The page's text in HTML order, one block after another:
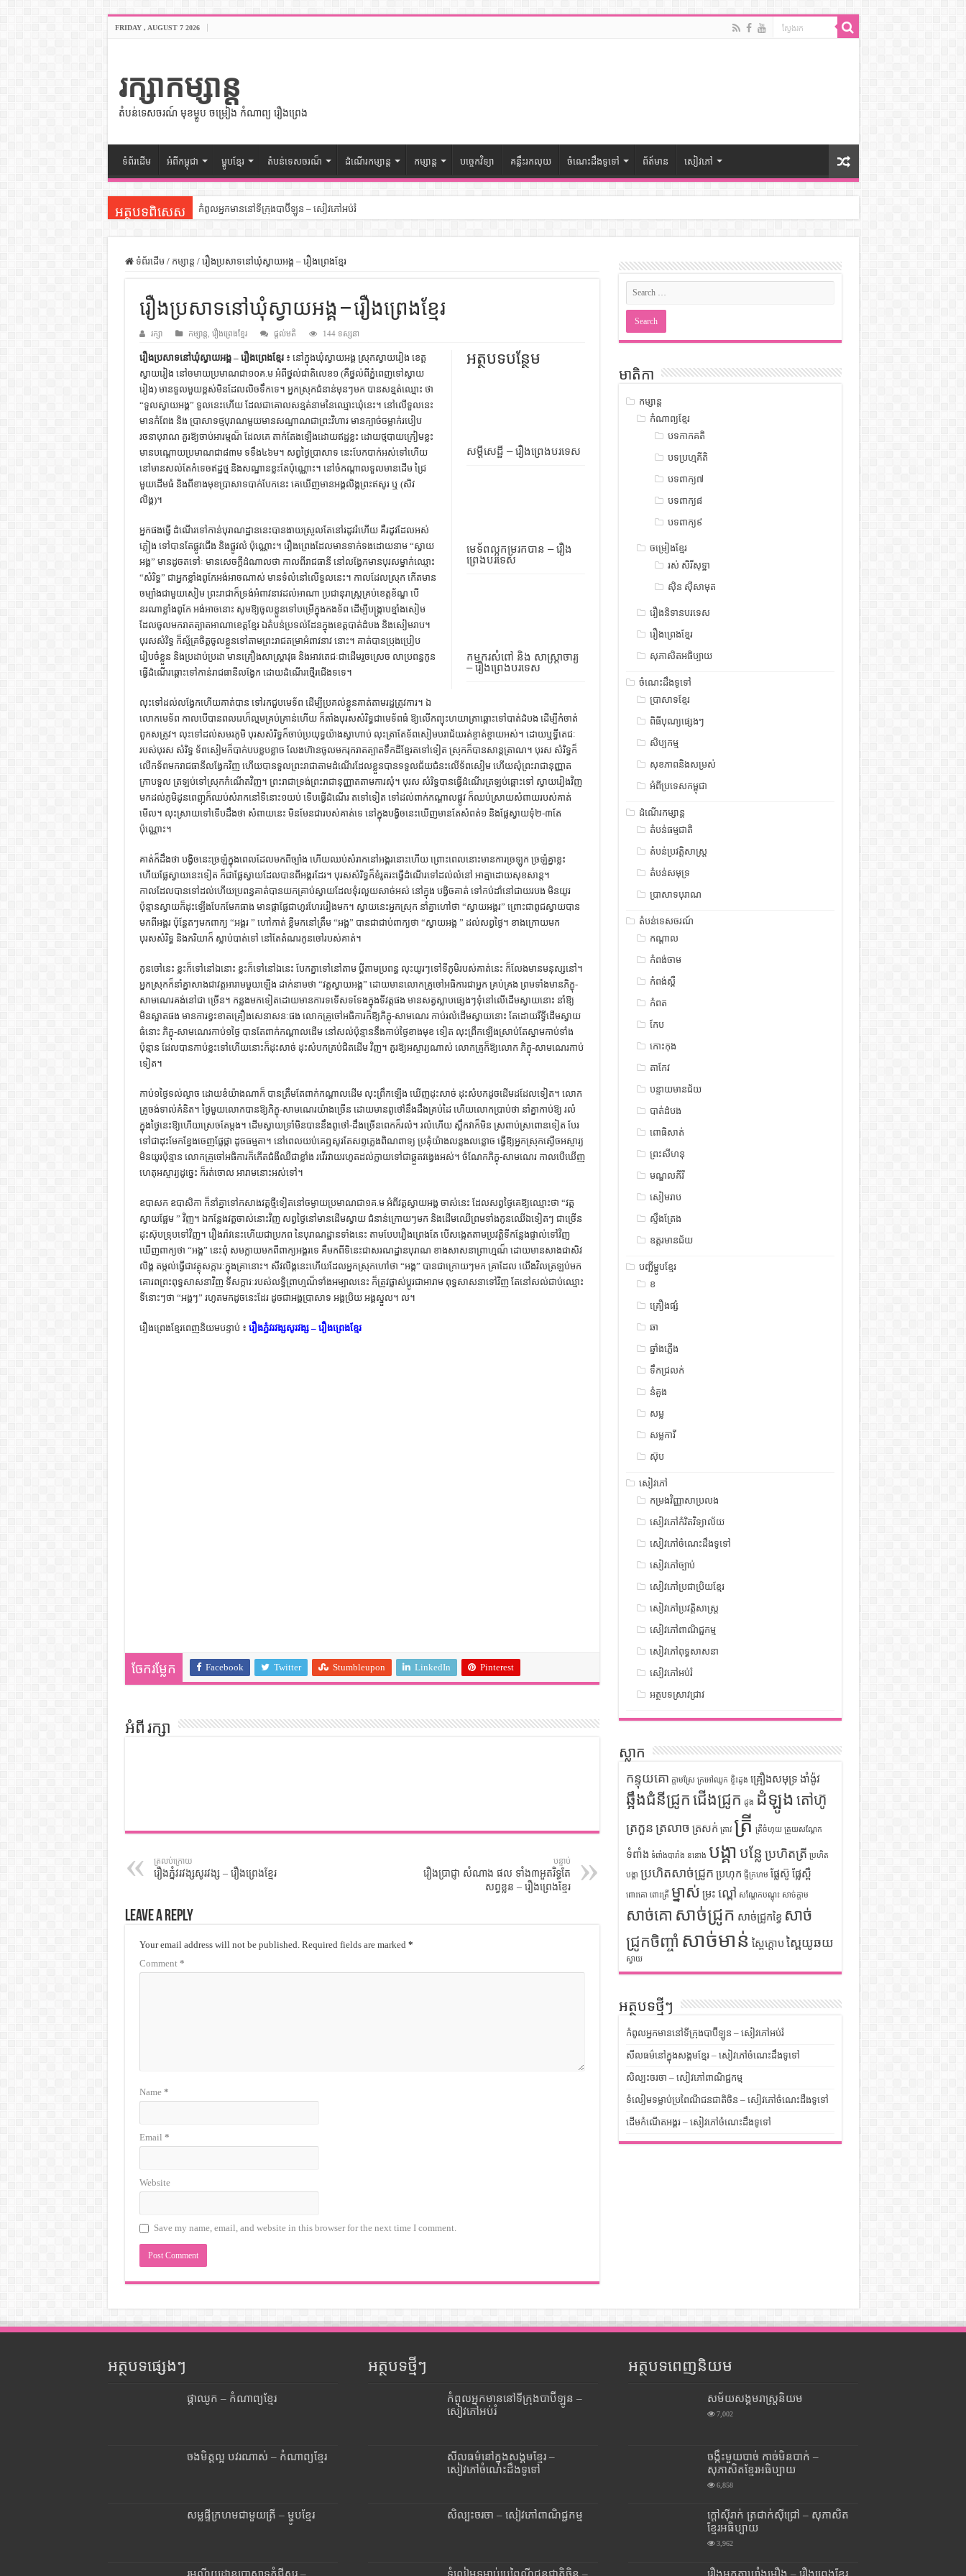
FRIDAY , AUGUST 7 2026
រក្សាកម្សាន្ត
តំបន់ទេសចរណ៍ មុខម្ហូប ចម្រៀង កំណាព្យ រឿងព្រេង
ទំព័រដើម អំពីកម្ពុជា ម្ហូបខ្មែរ តំបន់ទេសចរណ៏ ដំណើរកម្សាន្ត កម្សាន្ត បច្ចេកវិទ្យា គន្លឹះរកលុយ ចំណេះដឹងទូទៅ ព័ត៍មាន សៀវភៅ
អត្ថបទពិសេស កំពូលអ្នកមាននៅទីក្រុងបាប៊ីឡូន – សៀវភៅអប់រំ
សិល្បះចរចា – សៀវភៅពាណិជ្ជកម្ម
ដើមកំណើតអង្គរ – សៀវភៅចំណេះដឹងទូទៅ
ដើមកំណើតជនជាតិខ្មែរ – អត្ថបទស្រាវជ្រាវ
ទំនាក់ទំនងកម្ពុជានិងចិន – សៀវភៅចំណេះដឹងទូទៅ
ព្រះបាទធម្មិក – សៀវភៅចំណេះដឹងទូទៅ
រដ្ឋបាល និង រដ្ឋបាលវិមជ្ឈការ – អត្ថបទស្រាវជ្រាវ
ការស្វែងយល់អំពី ល្ខោនខោល – សៀវភៅចំណេះដឹងទូទៅ
ទំព័រដើម / កម្សាន្ត / រឿងប្រសាទនៅឃុំស្វាយអង្គ – រឿងព្រេងខ្មែរ
រឿងប្រសាទនៅឃុំស្វាយអង្គ – រឿងព្រេងខ្មែរ
រក្សា កម្សាន្ត រឿងព្រេងខ្មែរ ផ្តល់មតិ 144 ទស្សនា
អត្ថបទបន្ថែម
សម្តីសេដ្ឋី – រឿងព្រេងបរទេស
មេទ័ពល្អកម្ររកបាន – រឿង
ព្រេងបរទេស
កម្មករសំពៅ និង សាស្រ្តាចារ្យ
– រឿងព្រេងបរទេស
រឿងប្រសាទនៅឃុំស្វាយអង្គ – រឿងព្រេងខ្មែរ៖ នៅក្នុងឃុំស្វាយអង្គ ស្រុកស្វាយរៀង ខេត្ដ
ស្វាយរៀង នៅចមាយប្រមាណជា១០គ.ម អំពីថ្នល់ជាតិលេខ១ (គឺថ្នល់ពីភ្នំពេញទៅស្វាយ
រៀង) មានទួលមួយខ្ពស់មិនដែលលិចទឹកទេ។ អ្នកស្រុកជំនាន់មុនៗមក បានសន្មត់ឈ្មោះ ថា
“ទួលស្វាយអង្គ” ទួលនេះហើយ ដែលជាគោលសន្មត់នាមនៃឈ្មោះឃុំនេះ។ នៅលើទួលនេះ
មានកំពែង និង ប្រាសាទថ្មបុរាណមួយមានសណ្ឋាណជាព្រះវិហារ មានក្បាច់ចម្លាក់របៀប
រចនាបុរាណ គួរឱ្យចាប់អារម្មណ៏ ដែលគេ តាក់តែងឡើងដោយឥដ្ឋខ្លះ ដោយថ្មបាយក្រៀមខ្លះ
មានបណ្តោយប្រមាណជា៨៣ម ទទឹង៤៦ម។ សព្វថ្ងៃប្រាសាទ នេះបែកបាក់អស់ទៅហើយ
នៅមានសល់តែកំទេចឥដ្ឋថ្ម និងសណ្ឋានខ្លះតែប៉ុណ្ណោះ។ នៅចំកណ្ដាលទួលមានដើម ជ្រៃ
មួយដើមធំ និងពីខាងមុខប្រាសាទបាក់បែកនេះ គេឃើញមានអង្គលិង្គព្រះឥសូរ ឬ (សិវ
លិង្គ)។
អ្នកផងធ្វើ ដំណើរទៅកាន់បុរាណដ្ឋាននេះបានងាយស្រួលតែនៅរដូវរំហើយ គឺរដូវដែលអស់
ភ្លៀង ទៅបានតែផ្លូវជើង និងផ្លូវលំ ប៉ុណ្ណោះ។ រឿងព្រេងដែលមានទាក់ទងដោយនាម “ស្វាយ
អង្គ” មានដូចតទៅៈ មានសេចក្ដីដំណាលថា កាលពីរាជធានី នៅលង្វែកមានបុរសម្នាក់ឈ្មោះ
“សំរិទ្ធ” ជាអ្នកខ្លាំងពូកែអង់អាចណាស់ មានទំលំនៅលើទួលនេះ។ កាលដែលស្រុក កើតមាន
ចម្បាំងជាមួយសៀម ព្រះរាជាក៏ទ្រង់អំពាវនាវដល់អាណា ប្រជានុរាស្រ្ដគ្រប់ខេត្ដខ័ណ្ឌ បើ
នរណាខ្លាំងពូកែ អង់អាចនោះ សូមឱ្យចូលខ្លួនទៅបម្រើក្នុងកងទ័ព ដើម្បីបង្ក្រាបខ្មាំងសៀម
ដែលចូលមករាតត្បាតអាណាខេត្ដខ្មែរ ឯតំបន់ប្រទល់ដែនក្នុងខេត្ដបាត់ដំបង និងសៀមរាប។
បុរសសំរិទ្ធ ក៏ស្ម័គ្រចិត្ដចូលខ្លួនទៅតាមព្រះរាជតម្រាអំពាវនាវ នោះ។ គាត់បានប្រុងប្រៀប
រៀបចំខ្លួន និងប្រដាប់ប្រដា មានគ្រឿងសាស្រ្ដាវុធ និងអាវតេជៈជាដើមរួចស្រេច លាប្រពន្ធកូន
ធ្វើដំណើរឆ្ពោះទៅកាន់រាជធានីលង្វែក ដោយដំណើរថ្មើរជើងទទេ។
លុះទៅដល់លង្វែកហើយគាត់បាន ទៅរកជួបមេទ័ព ដើម្បីប្រគល់ខ្លួនគាត់តាមរដ្ឋត្រូវការ។ ឯ
លោកមេទ័ព កាលបើបានពលរេហ៏ល្មមគ្រប់គ្រាន់ហើយ ក៏តាំងបុរសសំរិទ្ធជាមេទ័ពធំ ឱ្យលើកព្យុះហយាត្រាឆ្ពោះទៅបាត់ដំបង ដើម្បីកំចាត់
ពួកសត្រូវ។ លុះទៅដល់សមរភូមិ បុរសសំរិទ្ធក៏ចាប់ប្រយុទ្ធយ៉ាងស្វាហាប់ លុះត្រាតែទ័ពសៀមបរាជ័យរត់ខ្ចាត់ខ្ចាយអស់។ ដោយឬទ្ធីតេជៈ
របស់បុរស សំរិទ្ធ ទ័ពសៀមក៏បាក់បបខ្លបខ្លាច លែងហ៊ានចូលមករុករាតត្បាតទឹកដីខ្មែរតទៅទៀត ស្រុកក៏បានសាន្ដត្រាណ។ បុរស សំរិទ្ធក៏
លើកទ័ពមករាជធានីលង្វែកវិញ ហើយបានទួលព្រះរាជាតាមដំណើរដែលខ្លួនបានទទួលជ័យជំនះលើទ័ពសៀម ហើយសុំព្រះរាជានុញ្ញាត
ក្រាបទួល ត្រឡប់ទៅស្រុកកំណើតវិញ។ ព្រះរាជាទ្រង់ព្រះរាជានុញ្ញាតតាមការសុំ។ បុរស សំរិទ្ធបានធ្វើដំណើរត្រឡប់ឆ្ពោះទៅ ស្វាយរៀងវិញ
មកដល់ភូមិដូនពេញុក៏ឈប់សំរាកនៅទីនោះ១យប់ ទើបធ្វើដំណើរ តទៅទៀត ទៅដល់ពាក់កណ្ដាលផ្លូវ ក៏ឈប់ស្រាយសំពាយរបស់គាត់
មើល។ លុះស្រាយទៅទើបដឹងថា សំពាយនេះ មិនមែនជារបស់គាត់ទេ នៅក្នុងបង្វិចនេះឃើញមានតែសំពត់១ និងផ្លែស្វាយទុំ២-៣តែ
ប៉ុណ្ណោះ។
គាត់ក៏ដឹងថា បង្វិចនេះច្រឡំក្នុងពេលដែលមកពីច្បាំង ហើយឈប់សំរាកនៅអង្គរនោះហើយ ព្រោះពេលនោះមានការច្រឡូក ច្រឡំគ្នាខ្លះ
ហើយផ្លែស្វាយនេះទៀត ក៏ជាផ្លែស្វាយដែលបានពីអង្គរដែរ។ បុរសសំរិទ្ធក៏ខំរូតរះធ្វើដំណើរទៅដល់លំនៅ អាត្មាដោយសុខសាន្ដ។
កាលដែលបានទៅដល់ហើយប្រពន្ធគាត់បានយកគ្រាប់ស្វាយដែលទុំរលួយសាច់អស់ នៅក្នុង បង្វិចគាត់ ទៅកប់ដាំនៅជាយរបង មិនយូរ
ប៉ុន្មានស្វាយក៏ដុះឡើងបែកមែកធាង មានផ្កាផ្លែជាហូរហែររៀងមក។ ស្វាយនេះអ្នកស្រុក នាំគ្នាហៅថា “ស្វាយអង្គរ” ព្រោះជាពូជស្វាយបាន
មកពីអង្គរ ប៉ុនែ្ដតៗមកពាក្យ “អង្គរ ” ហៅកាត់ ខ្លីមកនៅត្រឹម “អង្គ” បានជាជាប់ពាក្យថា “ស្វាយអង្គ ” ដល់សព្វថ្ងៃ។ ខាងក្រោយមក
បុរសសំរិទ្ធ និងភរិយាក៏ ស្លាប់បាត់ទៅ នៅតែតំណរកូនចៅរបស់គាត់។
កូនចៅនេះ ខ្លះក៏ទៅនៅឯនោះ ខ្លះក៏ទៅនៅឯនេះ បែកគ្នាទៅនៅតាម ប្ដីតាមប្រពន្ធ លុះយូរៗទៅទីភូមិរបស់គាត់នេះ ក៏លែងមានមនុស្សនៅ។
អ្នកស្រុកក៏នាំគ្នាសាងជាវត្ដអារាមមួយឡើង ដាក់នាមថា “វត្ដស្វាយអង្គ” ដោយមានលោកគ្រូចៅអធិការជាអ្នក គ្រប់គ្រង ព្រមទាំងមានភិក្ខុ-
សាមណេរគង់នៅជា ច្រើន។ កន្លងមកទៀតដោយមានការទទើសទទែងក្នុងទីវត្ដផង មានសត្វស្លាបផ្សេងៗទុំនៅលើដើមស្វាយនោះ នាំឱ្យ
មិនស្អាតផង មានការខ្វះខាតគ្រឿងសេនាសនៈផង លោកគ្រូចៅអធិការក៏ឱ្យភិក្ខុ-សាមណេរ កាប់រលំដើមស្វាយនោះ តែដោយរីទ្វីដើមស្វាយ
ធំនោះ ភិក្ខុ-សាមណេរកាប់១ថ្ងៃ បានតែពាក់កណ្ដាលដើម នៅសល់ប៉ុន្មាននឹងកាប់ថ្ងៃខាងមុខ ទៀត លុះព្រឹកឡើងស្រាប់តែស្នាមកាប់ទាំង
ប៉ុន្មាន ដែលបានកាប់ខ្លះទៅហើយនោះក៏ដុះសាច់ ដុះសំបកគ្រប់ជិតដើម វិញ។ គួរឱ្យអស្ចារ្យណាស់ លោកគ្រូក៏ឱ្យលោក ភិក្ខុ-សាមណេរកាប់
ទៀត។
កាប់១ថ្ងៃទល់ល្ងាច ដោយខំយ៉ាងណាក៏ បានត្រឹមតែពាក់កណ្ដាលដើម លុះព្រឹកឡើង ឃើញដុះសាច់ ដុះសំបកដូចដើមដដែលទៀត។ លោក
គ្រូចង់ទាល់គំនិត។ ថ្ងៃមួយលោកបានឱ្យភិក្ខុ-សាមណេរយ៉ាងច្រើន ដោយមានពូថៅនឹងដឹងគ្រប់ដៃ ហើយលោកប្រាប់ថា នាំគ្នាកាប់ឱ្យ រលំ
ក្នុងថ្ងៃនេះឱ្យហើយស្រេចតែម្ដង។ ដើមស្វាយទ្រាំមិនបាននឹងពូថៅ-ដឹងច្រើនពេកក៏រលំ។ រលំហើយ ស្លឹកវាក៏មិន ស្រពាប់ស្រពោនទៀត បែរ
ទៅជាដុះមែកខ្នែងចេញផ្លែផ្កា ដូចធម្មតា។ នៅពេលយប់គេឮសូរតែសព្ទភ្លេងពិណពាទ្យ ប្រគុំយ៉ាងលន្លងលន្លោច ធ្វើឱ្យអ្នកស្រុកស្ងើចអស្ចារ្យ
មិនយូរប៉ុន្មាន លោកគ្រូចៅអធិការក៏កើតជំងឺឈឺជាខ្លាំង រវើរវាយរហូតដល់ក្លាយទៅជាឆ្កួតវង្វេងអស់។ ចំណែកភិក្ខុ-សាមណេរ កាលបើឃើញ
ហេតុអស្ចារ្យដូច្នេះ ក៏រត់ចោល អារាមនោះអស់ទៅ។
ឧបាសក ឧបាសិកា ក៏នាំគ្នាទៅកសាងវត្ដថ្មីទៀតនៅចម្ងាយប្រមាណជា១គ.ម អំពីវត្ដស្វាយអង្គ ចាស់នេះ ដែលសព្វថ្ងៃគេឱ្យឈ្មោះថា “វត្ដ
ស្វាយផ្អែម ” វិញ។ ឯកន្លែងវត្ដចាស់នោះវិញ សព្វថ្ងៃនៅមានដើមស្វាយ ជំនាន់ក្រោយៗមក និងដើមឈើព្រមទាំងកូនឈើឯទៀតៗ ជាច្រើន
ដុះស៊ុបទ្រុបទៅវិញ។ រឿងរ៉ាវនេះហើយជាប្រភព នៃបុរាណដ្ឋានទាំងនេះ តាមបែបរឿងព្រេងតែ បើសង្កេតតាមប្រវត្ដិទីកន្លែងផ្ទាល់ទៅវិញ
ឃើញពាក្យថា “អង្គ” នេះពុំ សមក្លាយមកពីពាក្យអង្គរទេ គឺមកពីទិនេះជាសរណដ្ឋានបុរាណ ខាងសាសនាព្រាហ្មណ៏ ដោយមានសាងជាសិវ
លិង្គ តម្កល់ធ្វើជាវត្ថុសក្ការៈក្នុងគ្រានោះ។ សីវលិង្គនេះហើយដែលអ្នកស្រុកហៅថា “អង្គ” បានជាក្រោយៗមក គ្រាដែល យើងវិលត្រឡប់មក
គោរពព្រះពុទ្ធសាសនាវិញ ទីសក្ការៈរបស់លទ្ធិព្រាហ្មណ៏ទាំងអម្បាលនេះ ក៏ត្រូវផ្លាស់ប្ដូរជាអារាម ពុទ្ធសាសនាទៅវិញ តែនៅសល់ជាប់ឈ្មោះ
ទីនោះៗថា “អង្គៗ” រហូតមកដូចនេះដែរ ដូចជាអង្គប្រាសាទ អង្គប្រិយ អង្គស្នួល។ ល។
រឿងព្រេងខ្មែរពេញនិយមបន្ទាប់ ៖ រឿងភ្នំវរវង្សសូរវង្ស – រឿងព្រេងខ្មែរ
ចែករម្លែក Facebook Twitter Stumbleupon LinkedIn Pinterest
អំពី រក្សា
ត្រលប់ក្រោយ
រឿងភ្នំវរវង្សសូរវង្ស – រឿងព្រេងខ្មែរ
បន្ទាប់
រឿងប្រាជ្ញា សំណាង ផល ទាំង៣អួតរិទ្ធតែ
សព្វខ្លួន – រឿងព្រេងខ្មែរ
Leave a Reply
Your email address will not be published. Required fields are marked *
Comment *
Name *
Email *
Website
Save my name, email, and website in this browser for the next time I comment.
មាតិកា
កម្សាន្ត
កំណាព្យខ្មែរ
បទកាកគតិ
បទប្រហ្មគីតិ
បទពាក្យ៧
បទពាក្យ៨
បទពាក្យ៩
ចម្រៀងខ្មែរ
រស់ សិរីសុទ្ឋា
ស៊ិន ស៊ីសាមុត
រឿងនិទានបរទេស
រឿងព្រេងខ្មែរ
សុភាសិតអធិប្បាយ
ចំណេះដឹងទូទៅ
ប្រាសាទខ្មែរ
ពិធីបុណ្យផ្សេងៗ
សិប្បកម្ម
សុខភាពនិងសម្រស់
អំពីប្រទេសកម្ពុជា
ដំណើរកម្សាន្ត
តំបន់ធម្មជាតិ
តំបន់ប្រវត្តិសាស្រ្ត
តំបន់សមុទ្រ
ប្រាសាទបុរាណ
តំបន់ទេសចរណ៍
កណ្តាល
កំពង់ចាម
កំពង់ស្ពឺ
កំពត
កែប
កោះកុង
តាកែវ
បន្ទាយមានជ័យ
បាត់ដំបង
ពោធិសាត់
ព្រះសីហនុ
មណ្ឌលគីរី
សៀមរាប
ស្ទឹង​​ត្រែង
ឧត្ដរមានជ័យ
បញ្ជីម្ហូបខ្មែរ
ខ
គ្រឿងផ្សំ
ឆា
ឆ្នាំងភ្លើង
ទឹកជ្រលក់
នំគួង
សម្ល
សម្លការី
ស៊ុប
សៀវភៅ
កម្រងវិញ្ញាសាប្រលង
សៀវភៅកំរិតវិទ្យាល័យ
សៀវភៅចំណេះដឹងទូទៅ
សៀវភៅច្បាប់
សៀវភៅប្រជាប្រិយខ្មែរ
សៀវភៅប្រវត្តិសាស្រ្ត
សៀវភៅពាណិជ្ជកម្ម
សៀវភៅពុទ្ធសាសនា
សៀវភៅអប់រំ
អត្ថបទស្រាវជ្រាវ
ស្លាក
កន្ទុយគោ ក្តាមស្រែ ក្រអៅឈូក ខ្ទិះដូង គ្រឿងសមុទ្រ ងាំង៉ូវ
ឆ្អឹងជំនីជ្រូក ជើងជ្រូក ដូង ដំឡូង តៅហ៊ូ
ត្រកួន ត្រលាច ត្រសក់ ត្រាវ ត្រី ត្រីចំហុយ ត្រួយសណ្តែក
ទំពាំង ទំពាំងបារាំង ននោង បង្គា បន្លែ ប្រហិតត្រី ប្រហិត
បង្គា ប្រហិតសាច់ជ្រូក ប្រហុក ផ្ទីក្រហម ផ្លែស៊ូ ផ្លែស្ពឺ
ពោះគោ ពោះត្រី ម្នាស់ ម្រះ ល្ពៅ សណ្តែកបណ្តុះ សាច់ក្តាម
សាច់គោ សាច់ជ្រូក សាច់ជ្រូកខ្វៃ សាច់
ជ្រូកចិញ្ចាំ សាច់មាន់ ស្ពៃក្តោប ស្ពៃយូឆយ
ស្វាយ
អត្ថបទថ្មីៗ
កំពូលអ្នកមាននៅទីក្រុងបាប៊ីឡូន – សៀវភៅអប់រំ
សីលធម៌នៅក្នុងសង្គមខ្មែរ – សៀវភៅចំណេះដឹងទូទៅ
សិល្បះចរចា – សៀវភៅពាណិជ្ជកម្ម
ទំលៀមទម្លាប់ប្រពៃណីជនជាតិចិន – សៀវភៅចំណេះដឹងទូទៅ
ដើមកំណើតអង្គរ – សៀវភៅចំណេះដឹងទូទៅ
អត្ថបទផ្សេងៗ
ផ្កាឈូក – កំណាព្យខ្មែរ
ចងមិត្តល្អ បវរណាស់ – កំណាព្យខ្មែរ
សម្លផ្ទីក្រហមជាមួយត្រី – ម្ហូបខ្មែរ
រមណីយដ្ឋានប្រាសាទភ្នំជីសូរ –
អត្ថបទថ្មីៗ
កំពូលអ្នកមាននៅទីក្រុងបាប៊ីឡូន –
សៀវភៅអប់រំ
សីលធម៌នៅក្នុងសង្គមខ្មែរ –
សៀវភៅចំណេះដឹងទូទៅ
សិល្បះចរចា – សៀវភៅពាណិជ្ជកម្ម
ទំលៀមទម្លាប់ប្រពៃណីជនជាតិចិន –
អត្ថបទពេញនិយម
សម័យសង្គមរាស្រ្តនិយម
7,002
ចង្កឹះមួយបាច់ កាច់មិនបាក់ –
សុភាសិតខ្មែរអធិប្បាយ
6,858
ក្តៅស៊ីរាក់ ត្រជាក់ស៊ីជ្រៅ – សុភាសិត
ខ្មែរអធិប្បាយ
3,962
រឿងអ្នកតាឃ្លាំងមឿង – រឿងព្រេងខ្មែរ